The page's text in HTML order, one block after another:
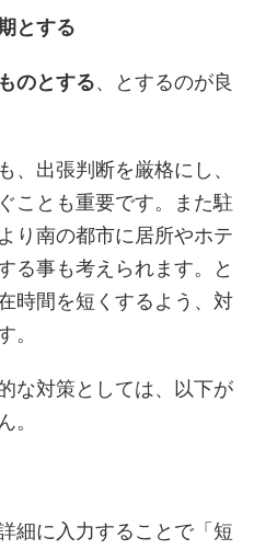
とする
のとする、とするのが良
、出張判断を厳格にし、
ことも重要です。また駐
り南の都市に居所やホテ
る事も考えられます。と
時間を短くするよう、対
。
な対策としては、以下が
。
細に入力することで「短